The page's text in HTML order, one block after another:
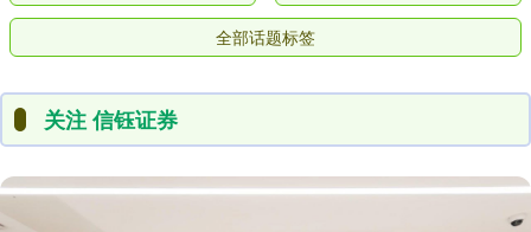
全部话题标签
关注 信钰证券